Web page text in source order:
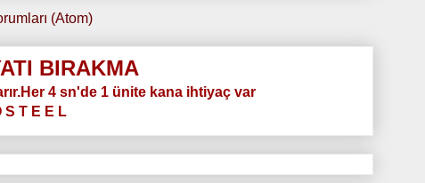
(Atom)
BIRAKMA
4 sn'de 1 ünite kana ihtiyaç var
S T E E L